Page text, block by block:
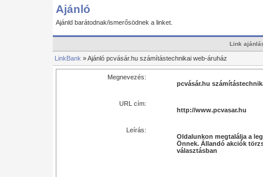
Ajánló
Ajánld barátodnak/ismerősödnek a linket.
Link
LinkBank » Ajánló pcvásár.hu számítástechnikai web-áruház
Megnevezés:
pcvásár.hu
URL cím:
http://www.pcvasar.hu
Leírás:
Oldalunkon megtalálja a
Önnek. Állandó akciók
választásban